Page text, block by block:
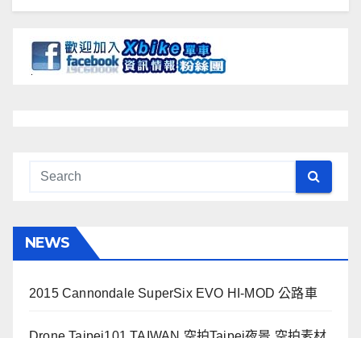
NEWS
2015 Cannondale SuperSix EVO HI-MOD 公路車